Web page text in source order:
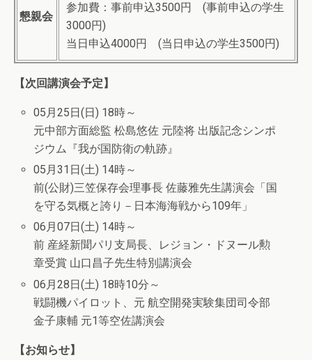
懇親会
参加費：事前申込3500円 (事前申込の学生
3000円)
当日申込4000円 (当日申込の学生3500円)
【次回講演会予定】
05月25日(日) 18時～
元中部方面総監 松島悠佐 元陸将 出版記念シンポ
ジウム『我が国防衛の軌跡』
05月31日(土) 14時～
前(公財)三笠保存会理事長 佐藤雅先生講演会「国
を守る気概と誇り－日本海海戦から109年」
06月07日(土) 14時～
前 産経新聞パリ支局長、レジョン・ドヌール勲
章受賞 山口昌子先生特別講演会
06月28日(土) 18時10分～
戦闘機パイロット、元 航空開発実験集団司令部
金子康輔 元1等空佐講演会
【お知らせ】